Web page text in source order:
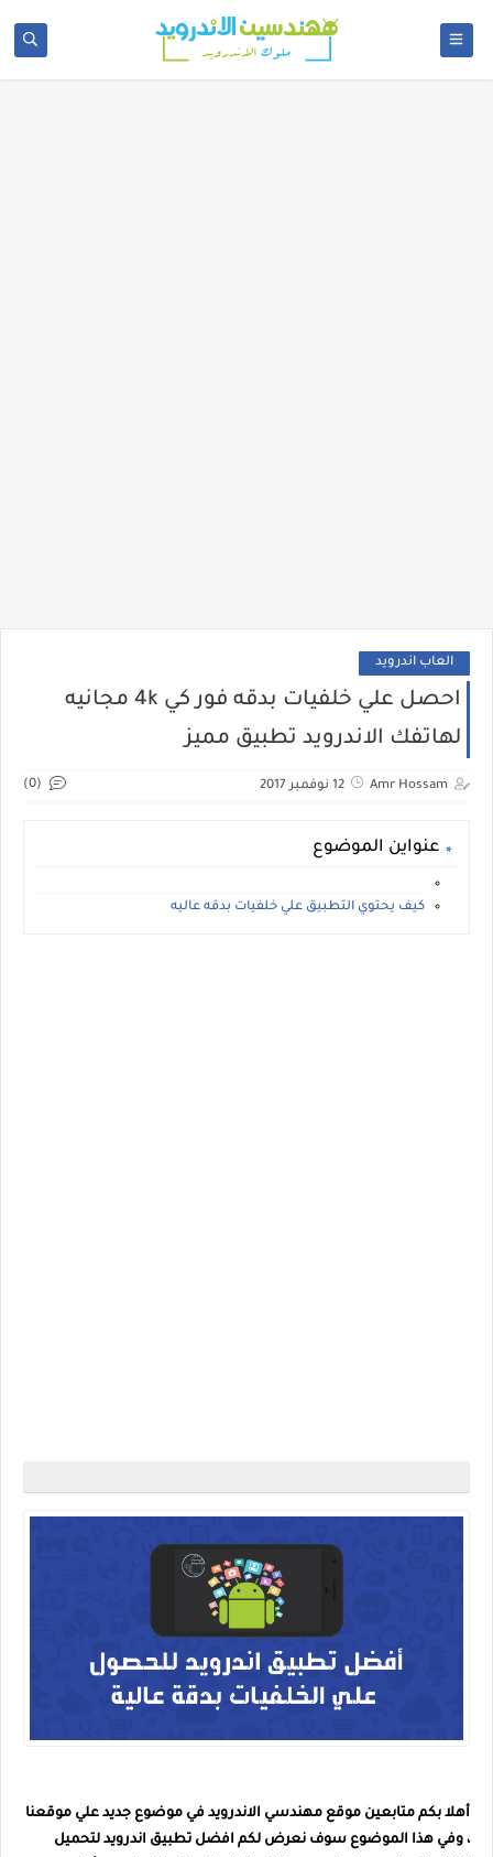
العاب اندرويد
احصل علي خلفيات بدقه فور كي 4k مجانيه
لهاتفك الاندرويد تطبيق مميز
Amr Hossam 12 نوفمبر 2017 (0)
عنواين الموضوع
كيف يحتوي التطبيق علي خلفيات بدقه عاليه
أهلا بكم متابعين موقع مهندسي الاندرويد في موضوع جديد علي موقعنا
، وفي هذا الموضوع سوف نعرض لكم افضل تطبيق اندرويد لتحميل